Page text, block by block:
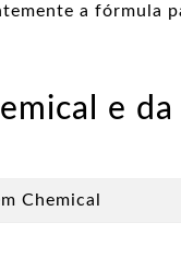
a fórmula
e
Chemical